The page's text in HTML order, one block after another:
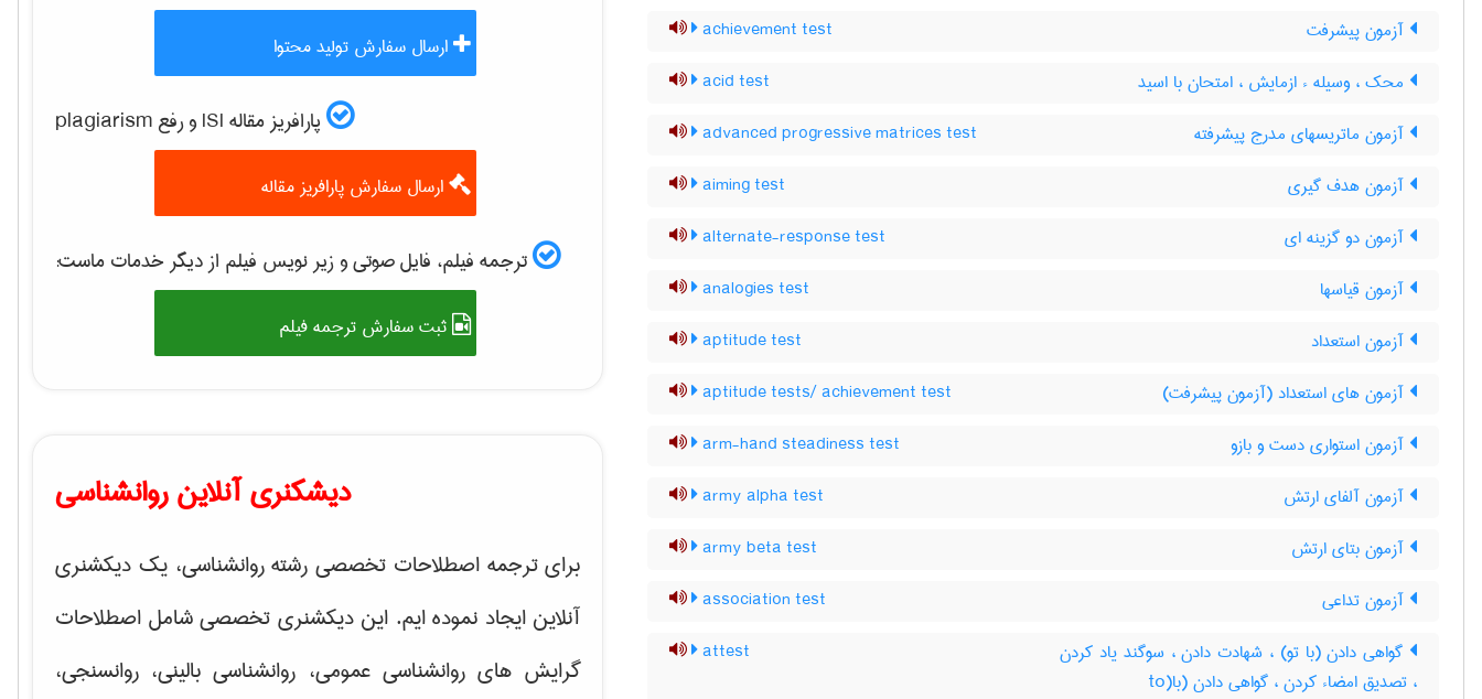
آزمون پيشرفت achievement test
محک ، وسیله ء ازمایش ، امتحان با اسید acid test
آزمون ماتریسهای مدرج پیشرفته advanced progressive matrices test
آزمون هدف گیری aiming test
آزمون دو گزینه ای alternate-response test
آزمون قیاسها analogies test
آزمون استعداد aptitude test
آزمون های استعداد (آزمون پیشرفت) aptitude tests/ achievement test
آزمون استواری دست و بازو arm-hand steadiness test
آزمون آلفای ارتش army alpha test
آزمون بتای ارتش army beta test
آزمون تداعی association test
گواهی دادن (با تو) ، شهادت دادن ، سوگند یاد کردن
، تصدیق امضاء کردن ، گواهی دادن (با(to
attest
ارسال سفارش تولید محتوا
پارافریز مقاله ISI و رفع plagiarism
ارسال سفارش پارافریز مقاله
ترجمه فیلم، فایل صوتی و زیر نویس فیلم از دیگر خدمات ماست:
ثبت سفارش ترجمه فیلم
دیشکنری آنلاین روانشناسی
برای ترجمه اصطلاحات تخصصی رشته روانشناسی، یک دیکشنری
آنلاین ایجاد نموده ایم. این دیکشنری تخصصی شامل اصطلاحات
گرایش هایروانشناسی عمومی، روانشناسی بالینی، روانسنجی،